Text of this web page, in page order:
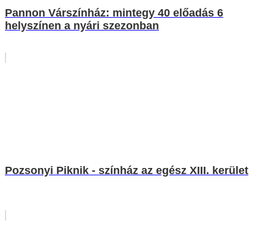
Pannon Várszínház: mintegy 40 előadás 6
helyszínen a nyári szezonban
Pozsonyi Piknik - színház az egész XIII. kerület